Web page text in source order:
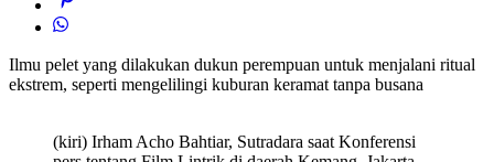
Ilmu pelet yang dilakukan dukun perempuan untuk menjalani ritual
ekstrem, seperti mengelilingi kuburan keramat tanpa busana
(kiri) Irham Acho Bahtiar, Sutradara saat Konferensi